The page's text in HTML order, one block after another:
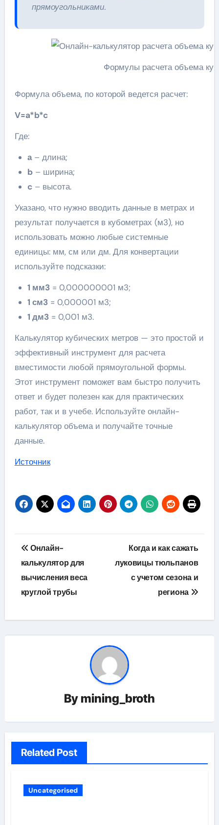
прямоугольниками.
Формулы расчета объема
Формула объема, по которой ведется расчет:
V=a*b*c
Где:
а– длина;
b– ширина;
c– высота.
Указано, что нужно вводить данные в метрах и
результат получается в кубометрах (м3), но
использовать можно любые системные
единицы: мм, см или дм. Для конвертации
используйте подсказки:
1 мм3= 0,000000001 м3;
1 см3= 0,000001 м3;
1 дм3= 0,001 м3.
Калькулятор кубических метров — это простой и
эффективный инструмент для расчета
вместимости любой прямоугольной формы.
Этот инструмент поможет вам быстро получить
ответ и будет полезен как для практических
работ, так и в учебе. Используйте онлайн-
калькулятор объема и получайте точные
данные.
Источник
Навигация
по
записям
Онлайн-
калькулятор для
вычисления веса
круглой трубы
Когда и как сажать
луковицы тюльпанов
с учетом сезона и
региона
By mining_broth
Related Post
Uncategorised